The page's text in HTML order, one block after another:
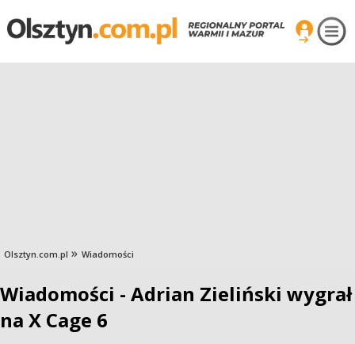
Olsztyn.com.pl Wiadomości
Wiadomości - Adrian Zieliński wygrał
na X Cage 6